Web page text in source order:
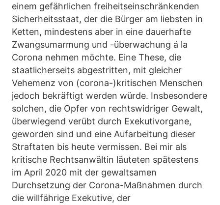
einem gefährlichen freiheitseinschränkenden
Sicherheitsstaat, der die Bürger am liebsten in
Ketten, mindestens aber in eine dauerhafte
Zwangsumarmung und -überwachung á la
Corona nehmen möchte. Eine These, die
staatlicherseits abgestritten, mit gleicher
Vehemenz von (corona-)kritischen Menschen
jedoch bekräftigt werden würde. Insbesondere
solchen, die Opfer von rechtswidriger Gewalt,
überwiegend verübt durch Exekutivorgane,
geworden sind und eine Aufarbeitung dieser
Straftaten bis heute vermissen. Bei mir als
kritische Rechtsanwältin läuteten spätestens
im April 2020 mit der gewaltsamen
Durchsetzung der Corona-Maßnahmen durch
die willfährige Exekutive, der